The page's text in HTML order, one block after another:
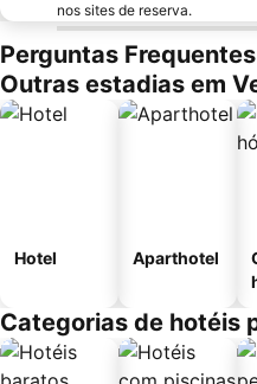
nos sites de reserva.
Perguntas
Outras estadias em
Hotel Aparthotel
Categorias de hotéis